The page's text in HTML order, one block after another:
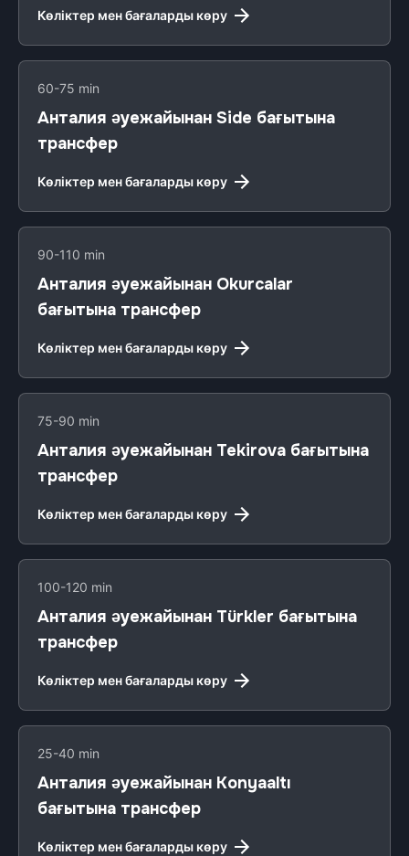
Көліктер мен бағаларды көру
60-75 min
Анталия әуежайынан Side бағытына
трансфер
Көліктер мен бағаларды көру
90-110 min
Анталия әуежайынан Okurcalar
бағытына трансфер
Көліктер мен бағаларды көру
75-90 min
Анталия әуежайынан Tekirova бағытына
трансфер
Көліктер мен бағаларды көру
100-120 min
Анталия әуежайынан Türkler бағытына
трансфер
Көліктер мен бағаларды көру
25-40 min
Анталия әуежайынан Konyaaltı
бағытына трансфер
Көліктер мен бағаларды көру